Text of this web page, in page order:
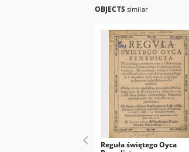
OBJECTS similar
Reguła świętego Oyca